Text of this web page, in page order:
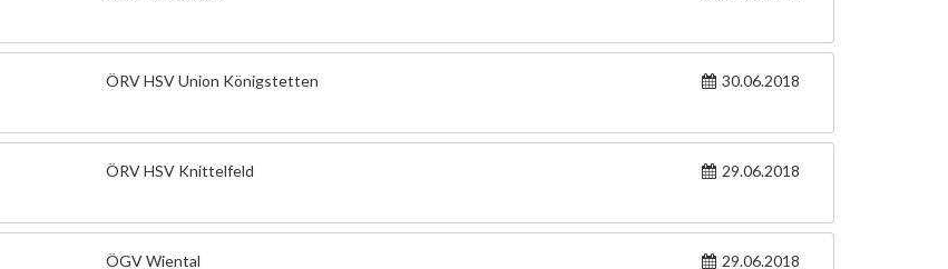
ÖRV HSV Union Königstetten 30.06.2018
ÖRV HSV Knittelfeld 29.06.2018
ÖGV Wiental 29.06.2018